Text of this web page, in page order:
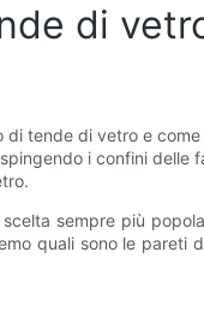
di
di tende di vetro e
i confini
sempre più
quali sono le